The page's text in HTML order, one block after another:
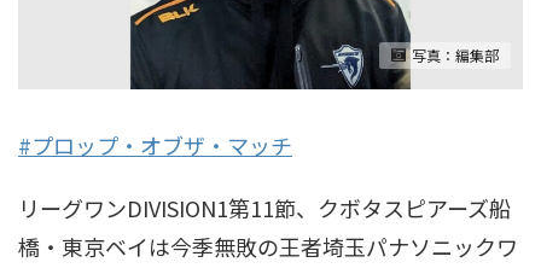
写真：編集部
#プロップ・オブザ・マッチ
リーグワンDIVISION1第11節、クボタスピアーズ船
橋・東京ベイは今季無敗の王者埼玉パナソニックワ